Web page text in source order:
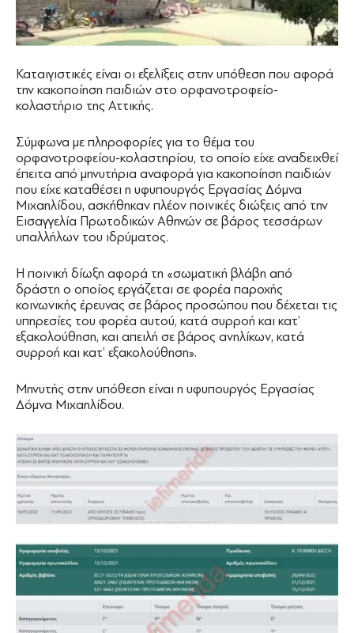
Καταιγιστικές είναι οι εξελίξεις στην υπόθεση που αφορά
την κακοποίηση παιδιών στο ορφανοτροφείο-
κολαστήριο της Αττικής.
Σύμφωνα με πληροφορίες για το θέμα του
ορφανοτροφείου-κολαστηρίου, το οποίο είχε αναδειχθεί
έπειτα από μηνυτήρια αναφορά για κακοποίηση παιδιών
που είχε καταθέσει η υφυπουργός Εργασίας Δόμνα
Μιχαηλίδου, ασκήθηκαν πλέον ποινικές διώξεις από την
Εισαγγελία Πρωτοδικών Αθηνών σε βάρος τεσσάρων
υπαλλήλων του ιδρύματος.
Η ποινική δίωξη αφορά τη «σωματική βλάβη από
δράστη ο οποίος εργάζεται σε φορέα παροχής
κοινωνικής έρευνας σε βάρος προσώπου που δέχεται τις
υπηρεσίες του φορέα αυτού, κατά συρροή και κατ’
εξακολούθηση, και απειλή σε βάρος ανηλίκων, κατά
συρροή και κατ’ εξακολούθηση».
Μηνυτής στην υπόθεση είναι η υφυπουργός Εργασίας
Δόμνα Μιχαηλίδου.